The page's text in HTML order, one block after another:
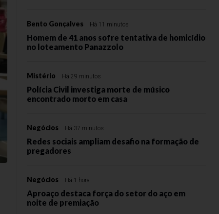
Bento Gonçalves Há 11 minutos
Homem de 41 anos sofre tentativa de homicídio
no loteamento Panazzolo
Mistério Há 29 minutos
Polícia Civil investiga morte de músico
encontrado morto em casa
Negócios Há 37 minutos
Redes sociais ampliam desafio na formação de
pregadores
Negócios Há 1 hora
Aproaço destaca força do setor do aço em
noite de premiação